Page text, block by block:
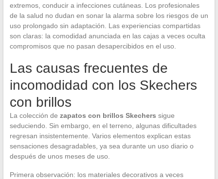
extremos, conducir a infecciones cutáneas. Los profesionales
de la salud no dudan en sonar la alarma sobre los riesgos de un
uso prolongado sin adaptación. Las experiencias compartidas
son claras: la comodidad anunciada en las cajas a veces oculta
compromisos que no pasan desapercibidos en el uso.
Las causas frecuentes de
incomodidad con los Skechers
con brillos
La colección de zapatos con brillos Skechers sigue
seduciendo. Sin embargo, en el terreno, algunas dificultades
regresan insistentemente. Varios elementos explican estas
sensaciones desagradables, ya sea durante un uso diario o
después de unos meses de uso.
Primera observación: los materiales decorativos a veces